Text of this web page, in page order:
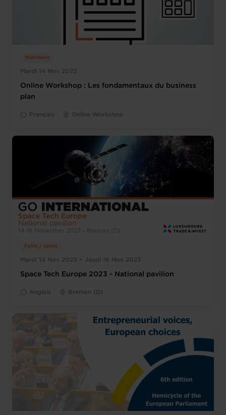
Mardi 14 Nov 2023
Webinaire
Online Workshop : Les fondamentaux du business
plan
Français Online Workshop
Mardi 14 Nov 2023 > Jeudi 16 Nov 2023
Foire / salon
Space Tech Europe 2023 - National pavilion
Anglais Bremen (D)